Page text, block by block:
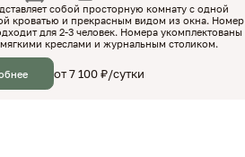
собой просторную комнату с одной
кроватью и прекрасным видом из окна. Номер
для 2-3 человек. Номера укомплектованы
креслами и журнальным столиком.
от 7 100 ₽/сутки